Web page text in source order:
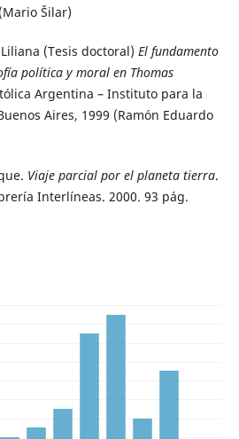
Šilar)
Liliana (Tesis doctoral) El fundamento
política y moral en Thomas
Argentina – Instituto para la
Aires, 1999 (Ramón Eduardo
Viaje parcial por el planeta tierra.
Interlíneas. 2000. 93 pág.